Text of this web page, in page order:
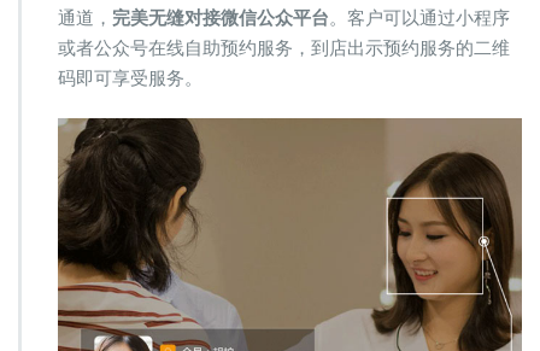
通道， 完美无缝对接微信公众平台。客户可以通过小程序
或者公众号在线自助预约服务，到店出示预约服务的二维
码即可享受服务。